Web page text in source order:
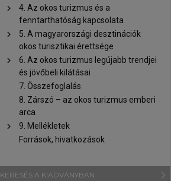
chevron_right
4. Az okos turizmus és a
fenntarthatóság kapcsolata
chevron_right
5. A magyarországi desztinációk
okos turisztikai érettsége
chevron_right
6. Az okos turizmus legújabb trendjei
és jövőbeli kilátásai
7. Összefoglalás
8. Zárszó – az okos turizmus emberi
arca
chevron_right
9. Mellékletek
Források, hivatkozások
KERESÉS A KIADVÁNYBAN